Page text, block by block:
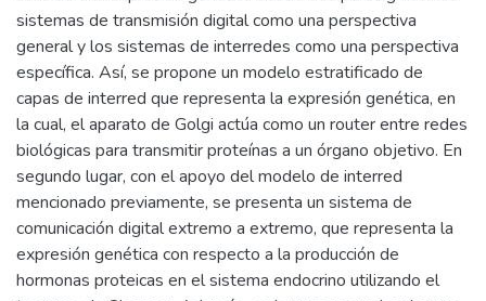
sistemas de transmisión digital como una perspectiva
general y los sistemas de interredes como una perspectiva
específica. Así, se propone un modelo estratificado de
capas de interred que representa la expresión genética, en
la cual, el aparato de Golgi actúa como un router entre redes
biológicas para transmitir proteínas a un órgano objetivo. En
segundo lugar, con el apoyo del modelo de interred
mencionado previamente, se presenta un sistema de
comunicación digital extremo a extremo, que representa la
expresión genética con respecto a la producción de
hormonas proteicas en el sistema endocrino utilizando el